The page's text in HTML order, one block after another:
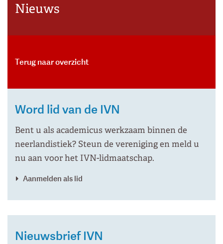
Nieuws
Terug naar overzicht
Word lid van de IVN
Bent u als academicus werkzaam binnen de
neerlandistiek? Steun de vereniging en meld u
nu aan voor het IVN-lidmaatschap.
Aanmelden als lid
Nieuwsbrief IVN